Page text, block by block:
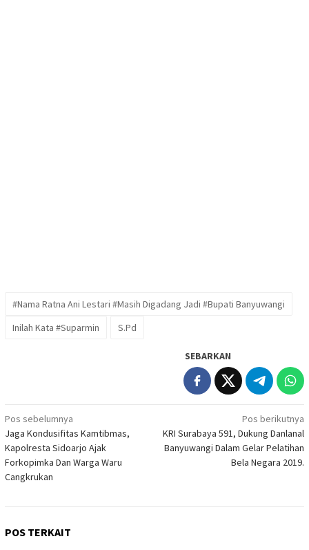
#Nama Ratna Ani Lestari #Masih Digadang Jadi #Bupati Banyuwangi
Inilah Kata #Suparmin
S.Pd
SEBARKAN
Navigasi
pos
Pos sebelumnya
Jaga Kondusifitas Kamtibmas,
Kapolresta Sidoarjo Ajak
Forkopimka Dan Warga Waru
Cangkrukan
Pos berikutnya
KRI Surabaya 591, Dukung Danlanal
Banyuwangi Dalam Gelar Pelatihan
Bela Negara 2019.
POS TERKAIT